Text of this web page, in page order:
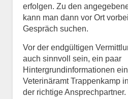
erfolgen. Zu den
kann man dann vor Ort
Gespräch suchen.
Vor der endgültigen
auch sinnvoll sein, ein paar
Hintergrundinformationen
Veterinäramt Trappenkamp
der richtige Ansprechpartner.